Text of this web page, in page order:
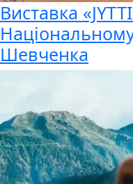
Виставка
Шевченка